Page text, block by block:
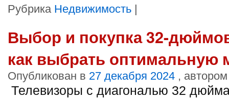
Рубрика Недвижимость |
Выбор и покупка 32-
как выбрать оптимальную
Опубликован в 27 декабря 2024 , автором
Телевизоры с диагональю 32